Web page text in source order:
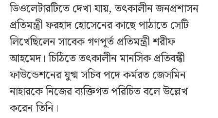
ডিওলেটারটিতে দেখা যায়, তৎকালীন জনপ্রশাসন
প্রতিমন্ত্রী ফরহাদ হোসেনের কাছে পাঠাতে সেটি
লিখেছিলেন সাবেক গণপূর্ত প্রতিমন্ত্রী শরীফ
আহমেদ। চিঠিতে তৎকালীন মানসিক প্রতিবন্ধী
ফাউন্ডেশনের যুগ্ম সচিব পদে কর্মরত জেসমিন
নাহারকে নিজের ব্যক্তিগত পরিচিত বলে উল্লেখ
করেন তিনি।